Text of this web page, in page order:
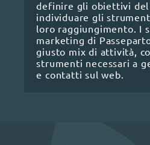
definire gli obiettivi
individuare gli
loro raggiungimento. I
marketing di
giusto mix di attività,
strumenti necessari a
e contatti sul web.